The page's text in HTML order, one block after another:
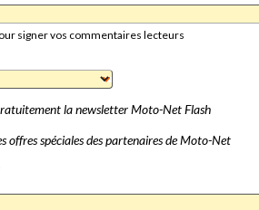
signer vos commentaires lecteurs
la newsletter Moto-Net Flash
offres spéciales des partenaires de Moto-Net